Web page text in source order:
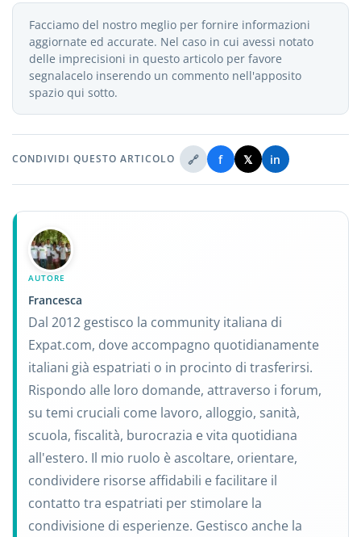
Facciamo del nostro meglio per fornire informazioni
aggiornate ed accurate. Nel caso in cui avessi notato
delle imprecisioni in questo articolo per favore
segnalacelo inserendo un commento nell'apposito
spazio qui sotto.
CONDIVIDI QUESTO ARTICOLO 🔗 f 𝕏 in
AUTORE
Francesca
Dal 2012 gestisco la community italiana di
Expat.com, dove accompagno quotidianamente
italiani già espatriati o in procinto di trasferirsi.
Rispondo alle loro domande, attraverso i forum,
su temi cruciali come lavoro, alloggio, sanità,
scuola, fiscalità, burocrazia e vita quotidiana
all'estero. Il mio ruolo è ascoltare, orientare,
condividere risorse affidabili e facilitare il
contatto tra espatriati per stimolare la
condivisione di esperienze. Gestisco anche la